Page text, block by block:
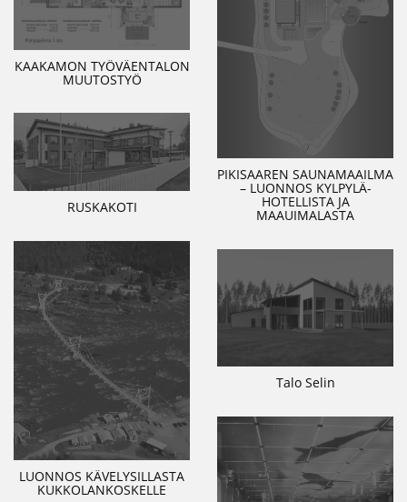
PIKISAAREN SAUNAMAAILMA
– LUONNOS KYLPYLÄ-
HOTELLISTA JA
MAAUIMALASTA
KAAKAMON TYÖVÄENTALON
MUUTOSTYÖ
RUSKAKOTI
LUONNOS KÄVELYSILLASTA
KUKKOLANKOSKELLE
Talo Selin